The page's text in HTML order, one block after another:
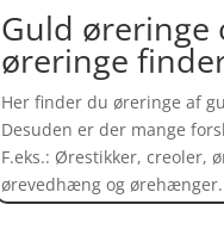
Guld øreringe
øreringe
Her finder du øreringe af
Desuden er der mange
F.eks.: Ørestikker, creoler,
ørevedhæng og ørehænger.